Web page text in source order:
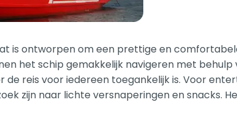
is ontworpen om een prettige en
het schip gemakkelijk navigeren met
reis voor iedereen toegankelijk is. Voor
zijn naar lichte versnaperingen en snacks.